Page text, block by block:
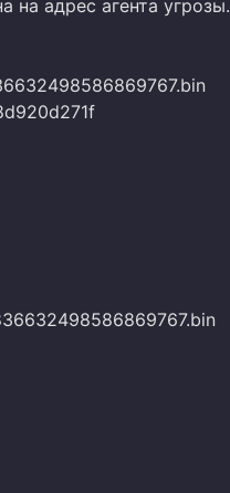
на адрес агента угрозы.